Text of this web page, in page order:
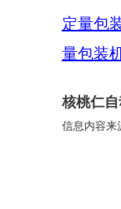
定量包
量包装
核桃仁
信息内容来